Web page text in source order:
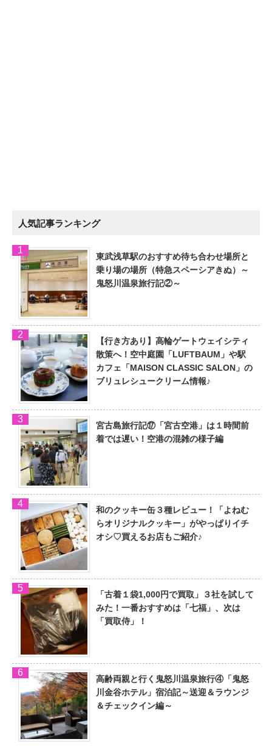
人気記事ランキング
東武浅草駅のおすすめ待ち合わせ場所と
乗り場の場所（特急スペーシアきぬ）～
鬼怒川温泉旅行記②～
【行き方あり】高輪ゲートウェイシティ
散策へ！空中庭園「LUFTBAUM」や駅
カフェ「MAISON CLASSIC SALON」の
ブリュレシュークリーム情報♪
宮古島旅行記⑰「宮古空港」は１時間前
着では遅い！空港の混雑の様子編
和のクッキー缶３種レビュー！「よねむ
らオリジナルクッキー」がやっぱりイチ
オシ♡買えるお店もご紹介♪
「古着１袋1,000円で買取」３社を試して
みた！一番おすすめは「七福」、次は
「買取侍」！
高齢両親と行く鬼怒川温泉旅行④「鬼怒
川金谷ホテル」宿泊記～送迎＆ラウンジ
＆チェックイン編～